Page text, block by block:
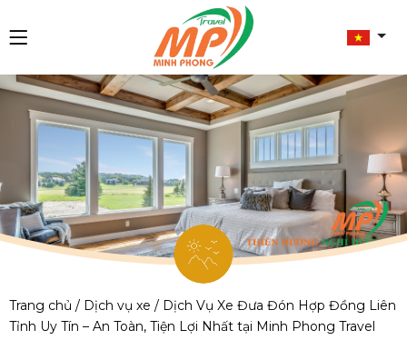
Trang chủ / Dịch vụ xe / Dịch Vụ Xe Đưa Đón Hợp Đồng Liên
Tỉnh Uy Tín – An Toàn, Tiện Lợi Nhất tại Minh Phong Travel